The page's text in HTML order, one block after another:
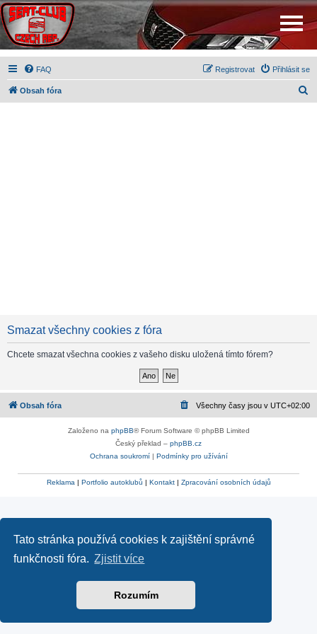
Tato stránka používá cookies k zajištění správné
funkčnosti fóra. Zjistit více
Rozumím
FAQ Přihlásit se
Registrovat
Obsah fóra
Smazat všechny cookies z fóra
Chcete smazat všechna cookies z vašeho disku uložená tímto fórem?
Obsah fóra Všechny časy jsou v UTC+02:00
Založeno na phpBB® Forum Software © phpBB Limited
Český překlad – phpBB.cz
Ochrana soukromí| Podmínky pro užívání
Reklama | Portfolio autoklubů | Kontakt| Zpracování osobních údajů